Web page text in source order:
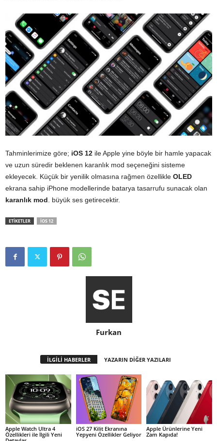
Tahminlerimize göre; iOS 12 ile Apple yine böyle bir hamle yapacak
ve uzun süredir beklenen karanlık mod seçeneğini sisteme
ekleyecek. Küçük bir yenilik olmasına rağmen özellikle OLED
ekrana sahip iPhone modellerinde batarya tasarrufu sunacak olan
karanlık mod. büyük ses getirecektir.
ETİKETLER IOS 12
Furkan
İLGİLİ HABERLER YAZARIN DİĞER YAZILARI
Apple Watch Ultra 4
Özellikleri ile İlgili Yeni
iOS 27 Kilit Ekranına
Yepyeni Özellikler Geliyor
Apple Ürünlerine Yeni
Zam Kapıda!